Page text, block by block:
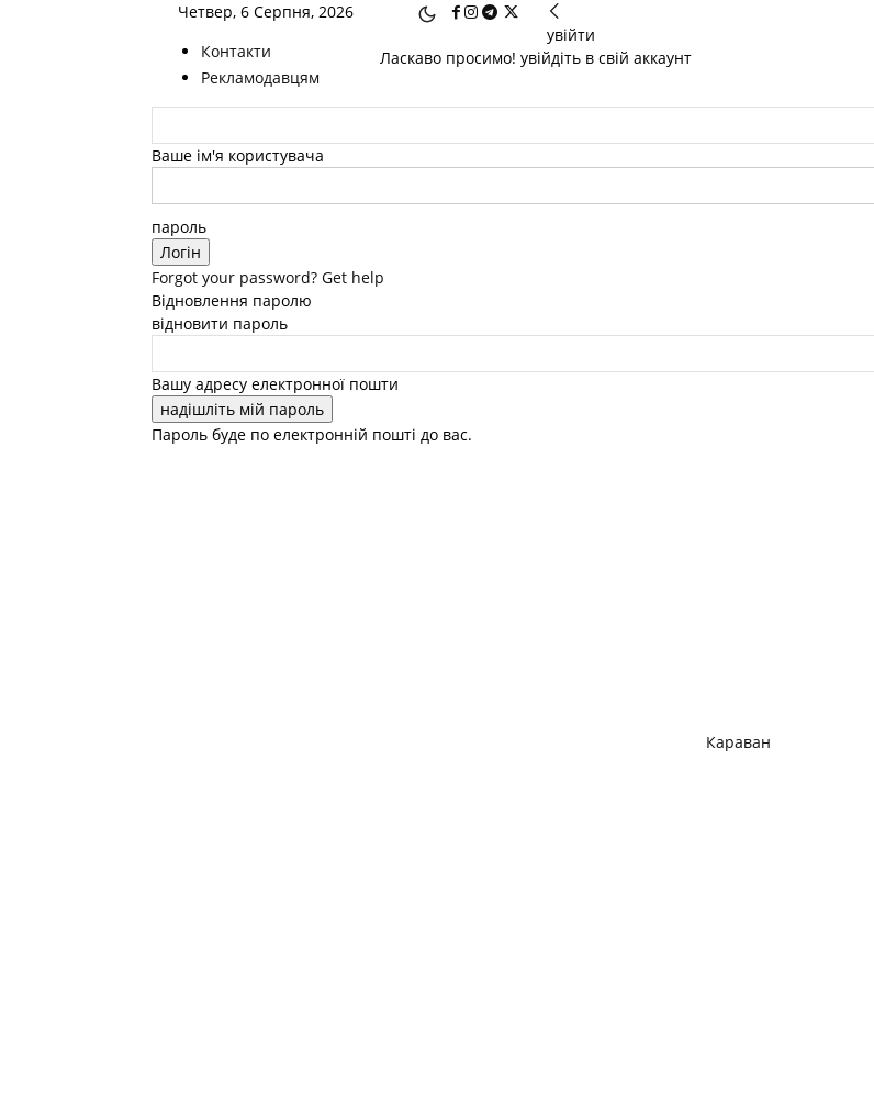
Четвер, 6 Серпня, 2026
Контакти
Рекламодавцям
увійти
Ласкаво просимо! увійдіть в свій аккаунт
Ваше ім'я користувача
пароль
Forgot your password? Get help
Відновлення паролю
відновити пароль
Вашу адресу електронної пошти
Пароль буде по електронній пошті до вас.
Караван